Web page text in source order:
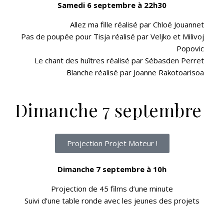
Samedi 6 septembre à 22h30
Allez ma fille réalisé par Chloé Jouannet
Pas de poupée pour Tisja réalisé par Veljko et Milivoj
Popovic
Le chant des huîtres réalisé par Sébasden Perret
Blanche réalisé par Joanne Rakotoarisoa
Dimanche 7 septembre
Projection Projet Moteur !
Dimanche 7 septembre à 10h
Projection de 45 films d’une minute
Suivi d’une table ronde avec les jeunes des projets